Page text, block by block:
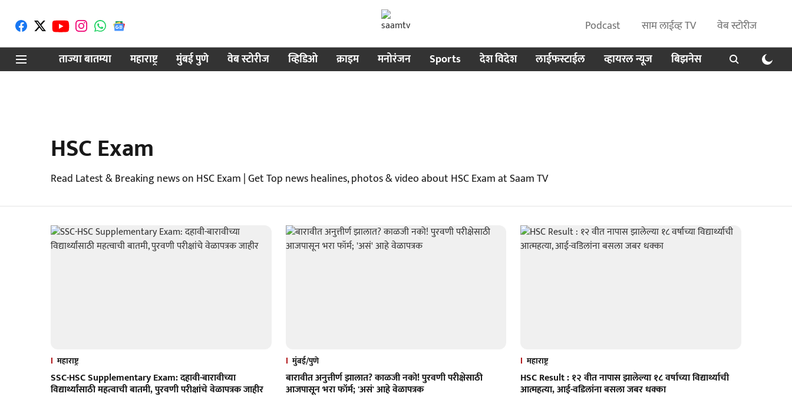
Podcast साम लाईव्ह TV
वेब स्टोरीज
ताज्या बातम्या
महाराष्ट्र मुंबई पुणे वेब स्टोरीज व्हिडिओ क्राइम मनोरंजन Sports देश विदेश लाईफस्टाईल व्हायरल न्यूज बिझनेस
HSC Exam
Read Latest & Breaking news on HSC Exam | Get Top news healines, photos & video about HSC Exam at Saam TV
महाराष्ट्र
SSC-HSC Supplementary Exam: दहावी-बारावीच्या
विद्यार्थ्यांसाठी महत्वाची बातमी, पुरवणी परीक्षांचे वेळापत्रक जाहीर
मुंबई/पुणे
बारावीत अनुत्तीर्ण झालात? काळजी नको! पुरवणी परीक्षेसाठी
आजपासून भरा फॉर्म; 'असं' आहे वेळापत्रक
महाराष्ट्र
HSC Result : १२ वीत नापास झालेल्या १८ वर्षाच्या विद्यार्थ्याची
आत्महत्या, आई-वडिलांना बसला जबर धक्का